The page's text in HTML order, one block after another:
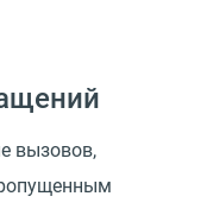
вызовов,